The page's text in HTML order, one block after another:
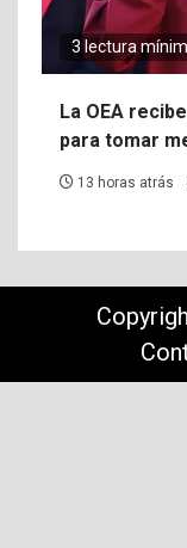
3 lectura
La OEA
para tomar
13 horas atrás